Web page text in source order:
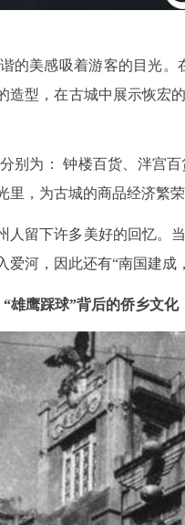
的美感吸着游客的目光。
造型，在古城中展示恢
别为： 钟楼百货、泮宫
，为古城的商品经济繁荣
人留下许多美好的回忆。
河，因此还有“南国建成
“雄鹰踩球”背后的侨乡文化